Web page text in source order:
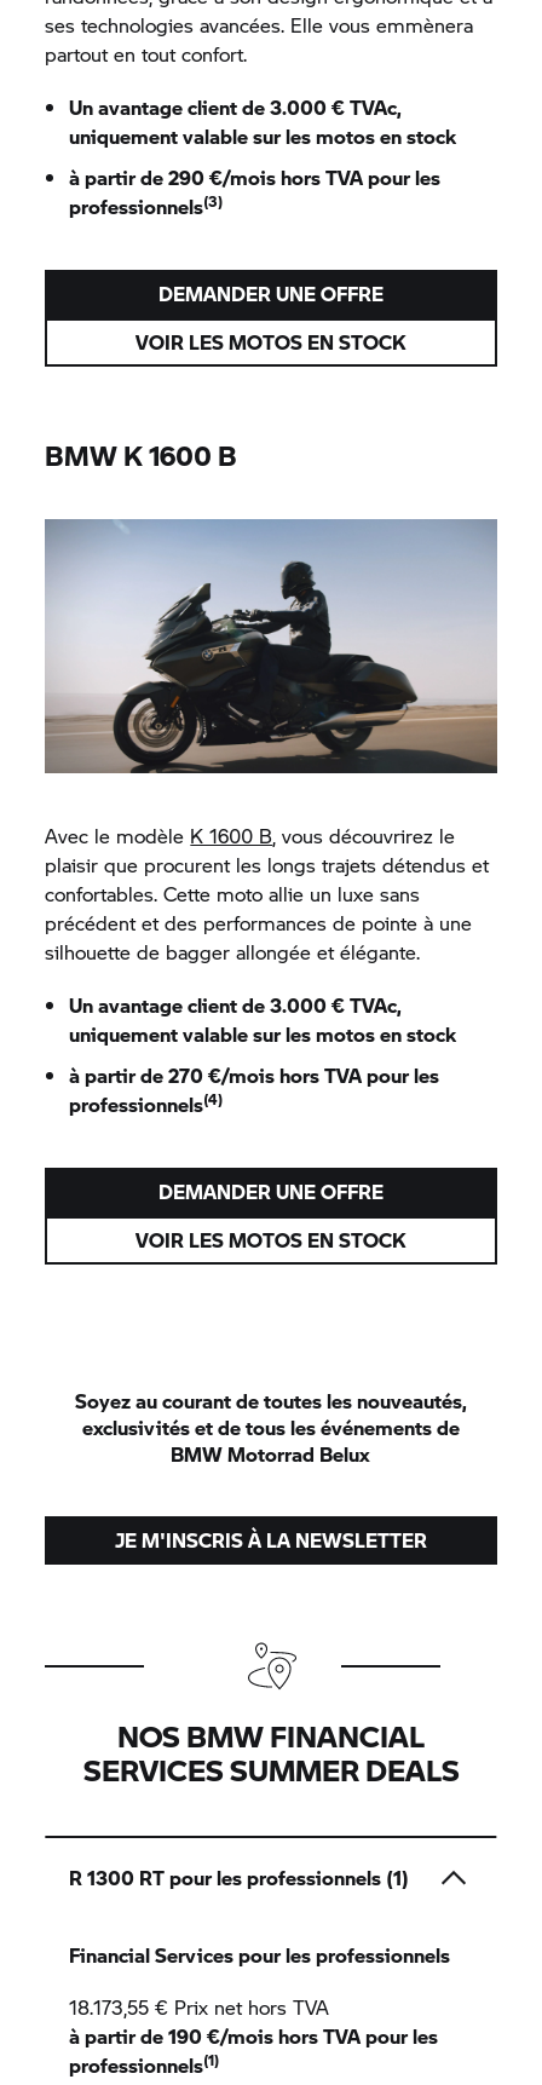
ses technologies avancées. Elle vous emmènera
partout en tout confort.
Un avantage client de 3.000 € TVAc,
uniquement valable sur les motos en stock
à partir de 290 €/mois hors TVA pour les
professionnels(3)
DEMANDER UNE OFFRE
VOIR LES MOTOS EN STOCK
BMWK 1600 B
Avec le modèle K 1600 B, vous découvrirez le
plaisir que procurent les longs trajets détendus et
confortables. Cette moto allie un luxe sans
précédent et des performances de pointe à une
silhouette de bagger allongée et élégante.
Un avantage client de 3.000 € TVAc,
uniquement valable sur les motos en stock
à partir de 270 €/mois hors TVA pour les
professionnels(4)
DEMANDER UNE OFFRE
VOIR LES MOTOS EN STOCK
Soyez au courant de toutes les nouveautés,
exclusivités et de tous les événements de
BMW Motorrad Belux
JE M'INSCRIS À LA NEWSLETTER
NOS BMW FINANCIAL
SERVICES SUMMER DEALS
R 1300 RT pour les professionnels (1)
Financial Services pour les professionnels
18.173,55 € Prix net hors TVA
à partir de 190 €/mois hors TVA pour les
professionnels(1)